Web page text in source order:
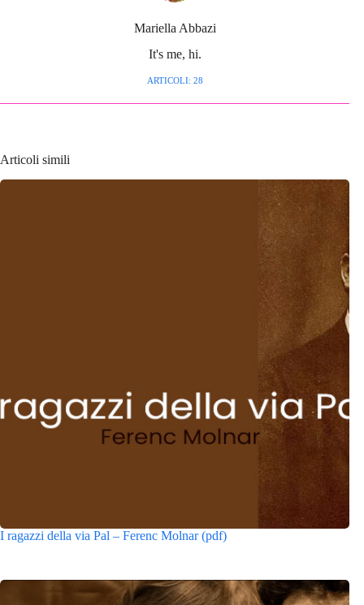
Mariella Abbazi
It's me, hi.
ARTICOLI: 28
Articoli simili
I ragazzi della via Pal – Ferenc Molnar (pdf)